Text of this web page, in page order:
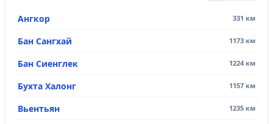
Ангкор 331 км
Бан Сангхай 1173 км
Бан Сиенглек 1224 км
Бухта Халонг 1157 км
Вьентьян 1235 км